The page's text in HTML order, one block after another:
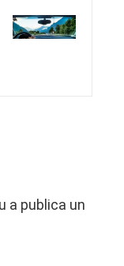
a publica un